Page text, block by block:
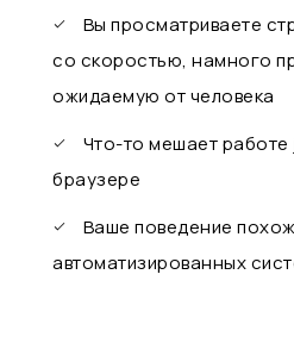
Вы просматриваете
со скоростью, намного
ожидаемую от человека
Что-то мешает
браузере
Ваше поведение
автоматизированных